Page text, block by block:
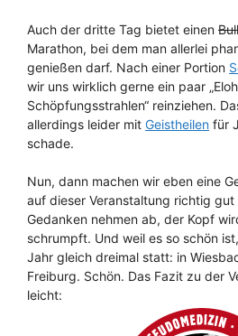
Auch der dritte Tag bietet einen
Marathon, bei dem man allerlei
genießen darf. Nach einer Portion
wir uns wirklich gerne ein paar
Schöpfungsstrahlen“ reinziehen.
allerdings leider mit Geistheilen für
schade.
Nun, dann machen wir eben eine
auf dieser Veranstaltung richtig
Gedanken nehmen ab, der Kopf
schrumpft. Und weil es so schön
Jahr gleich dreimal statt: in
Freiburg. Schön. Das Fazit zu der
leicht: